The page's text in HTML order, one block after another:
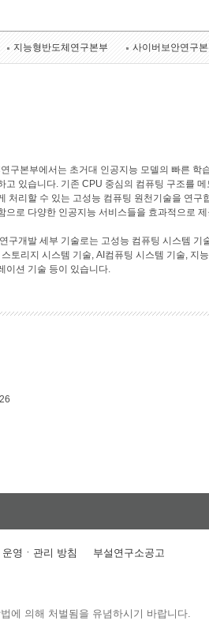
지능형반도체연구본부 사이버보안연구
구본부에서는 초거대 인공지능 모델의 빠른 학
고 있습니다. 기존 CPU 중심의 컴퓨팅 구조를
처리할 수 있는 고성능 컴퓨팅 원천기술을 연
으로 다양한 인공지능 서비스들을 효과적으로
구개발 세부 기술로는 고성능 컴퓨팅 시스템
스토리지 시스템 기술, AI컴퓨팅 시스템 기술, 지
이션 기술 등이 있습니다.
영ㆍ관리 방침 부설연구소공고
에 의해 처벌됨을 유념하시기 바랍니다.